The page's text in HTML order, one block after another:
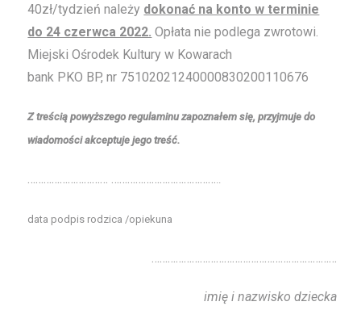
40zł/tydzień należy dokonać na konto w terminie
do 24 czerwca 2022. Opłata nie podlega zwrotowi.
Miejski Ośrodek Kultury w Kowarach
bank PKO BP, nr 75102021240000830200110676
Z treścią powyższego regulaminu zapoznałem się, przyjmuje do
wiadomości akceptuje jego treść.
data podpis rodzica /opiekuna
imię i nazwisko dziecka